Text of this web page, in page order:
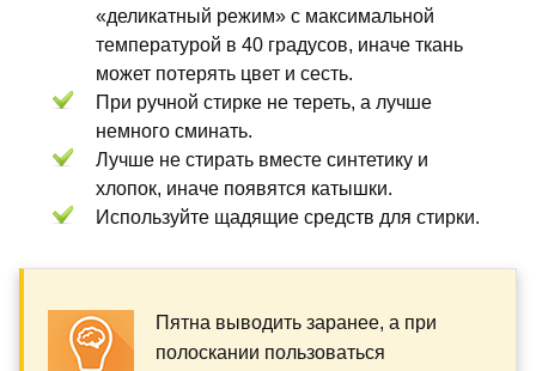
«деликатный режим» с максимальной
температурой в 40 градусов, иначе ткань
может потерять цвет и сесть.
При ручной стирке не тереть, а лучше
немного сминать.
Лучше не стирать вместе синтетику и
хлопок, иначе появятся катышки.
Используйте щадящие средств для стирки.
Пятна выводить заранее, а при
полоскании пользоваться